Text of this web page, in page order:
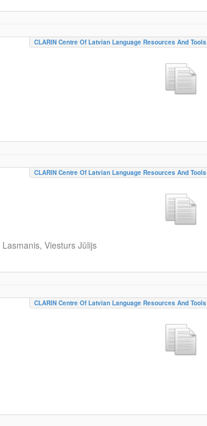
CLARIN Centre Of Latvian Language Resources And Tools
CLARIN Centre Of Latvian Language Resources And Tools
Lasmanis, Viesturs Jūlijs
CLARIN Centre Of Latvian Language Resources And Tools